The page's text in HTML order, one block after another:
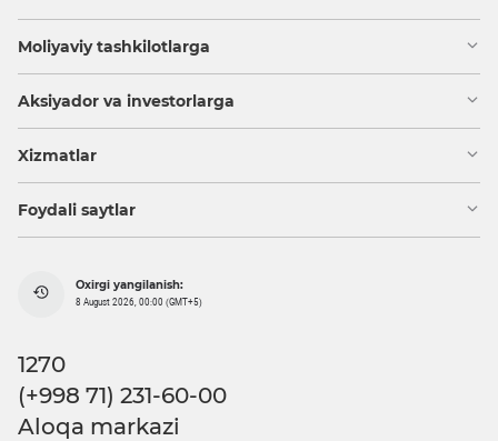
Moliyaviy tashkilotlarga
Aksiyador va investorlarga
Xizmatlar
Foydali saytlar
Oxirgi yangilanish:
8 August 2026, 00:00 (GMT+5)
1270
(+998 71) 231-60-00
Aloqa markazi